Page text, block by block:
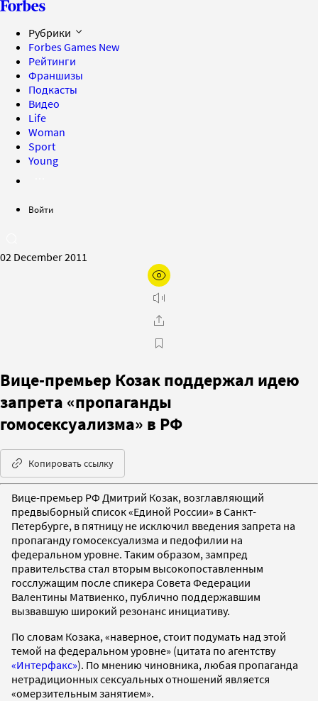
Рубрики
Forbes Games New
Рейтинги
Франшизы
Подкасты
Видео
Life
Woman
Sport
Young
Войти
02 December 2011
Вице-премьер Козак поддержал идею
запрета «пропаганды
гомосексуализма» в РФ
Копировать ссылку
Вице-премьер РФ Дмитрий Козак, возглавляющий
предвыборный список «Единой России» в Санкт-
Петербурге, в пятницу не исключил введения запрета на
пропаганду гомосексуализма и педофилии на
федеральном уровне. Таким образом, зампред
правительства стал вторым высокопоставленным
госслужащим после спикера Совета Федерации
Валентины Матвиенко, публично поддержавшим
вызвавшую широкий резонанс инициативу.
По словам Козака, «наверное, стоит подумать над этой
темой на федеральном уровне» (цитата по агентству
«Интерфакс»). По мнению чиновника, любая пропаганда
нетрадиционных сексуальных отношений является
«омерзительным занятием».